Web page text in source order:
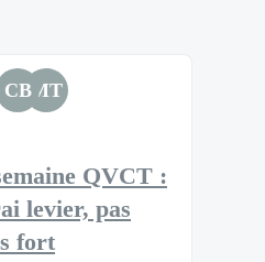
CBMT
QVCT :
levier, pas
fort